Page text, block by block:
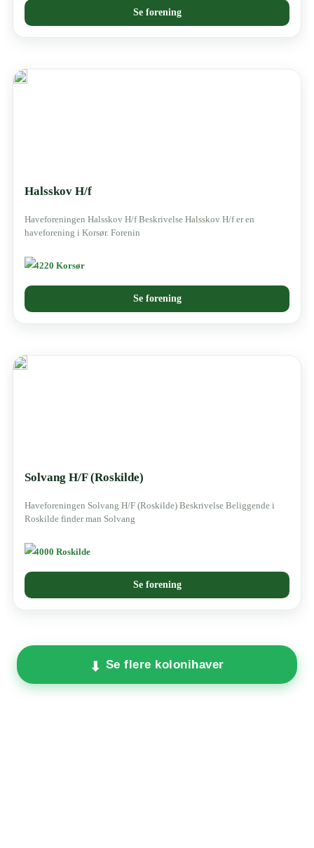
Se forening
Halsskov H/f
Haveforeningen Halsskov H/f Beskrivelse Halsskov H/f er en
haveforening i Korsør. Forenin
4220 Korsør
Se forening
Solvang H/F (Roskilde)
Haveforeningen Solvang H/F (Roskilde) Beskrivelse Beliggende i
Roskilde finder man Solvang
4000 Roskilde
Se forening
Se flere kolonihaver